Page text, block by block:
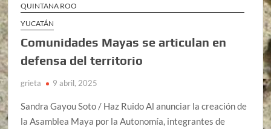
QUINTANA ROO
YUCATÁN
Comunidades Mayas se articulan en
defensa del territorio
grieta 9 abril, 2025
Sandra Gayou Soto / Haz Ruido Al anunciar la creación de
la Asamblea Maya por la Autonomía, integrantes de